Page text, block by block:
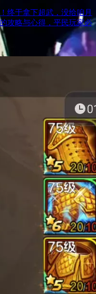
终于拿下超武，没给咱月
攻略与心得，平民玩家必